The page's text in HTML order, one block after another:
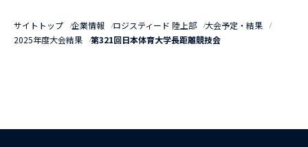
サイトトップ 企業情報 ロジスティード 陸上部
大会予定・結果
2025年度大会結果
第321回日本体育大学長距離競技会